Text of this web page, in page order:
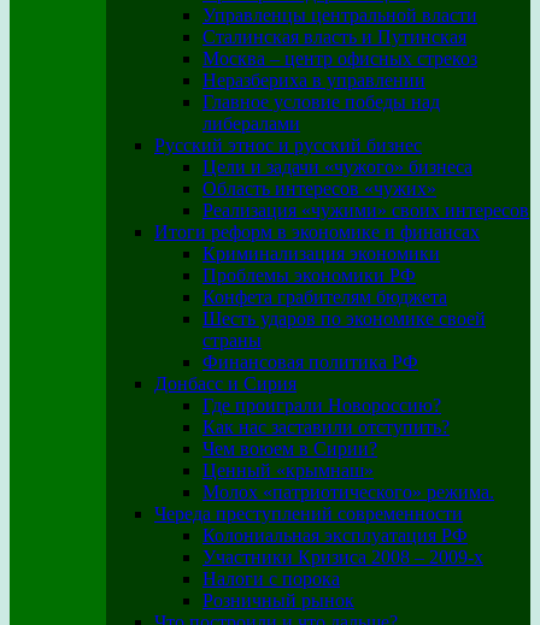
Управленцы центральной власти
Сталинская власть и Путинская
Москва – центр офисных стрекоз
Неразбериха в управлении
Главное условие победы над
либералами
Русский этнос и русский бизнес
Цели и задачи «чужого» бизнеса
Область интересов «чужих»
Реализация «чужими» своих интересов
Итоги реформ в экономике и финансах
Криминализация экономики
Проблемы экономики РФ
Конфета грабителям бюджета
Шесть ударов по экономике своей
страны
Финансовая политика РФ
Донбасс и Сирия
Где проиграли Новороссию?
Как нас заставили отступить?
Чем воюем в Сирии?
Ценный «крымнаш»
Молох «патриотического» режима.
Череда преступлений современности
Колониальная эксплуатация РФ
Участники Кризиса 2008 – 2009-х
Налоги с порока
Розничный рынок